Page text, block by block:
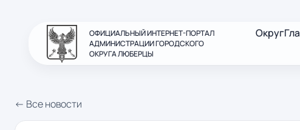
ОФИЦИАЛЬНЫЙ ИНТЕРНЕТ-ПОРТАЛ
АДМИНИСТРАЦИИ ГОРОДСКОГО
ОКРУГА ЛЮБЕРЦЫ
Округ
← Все новости